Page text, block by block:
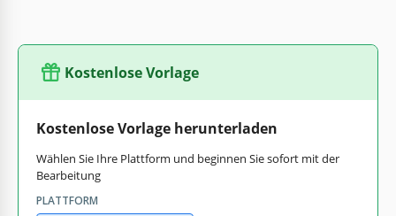
Kostenlose Vorlage
Kostenlose Vorlage herunterladen
Wählen Sie Ihre Plattform und beginnen Sie sofort mit der
Bearbeitung
PLATTFORM